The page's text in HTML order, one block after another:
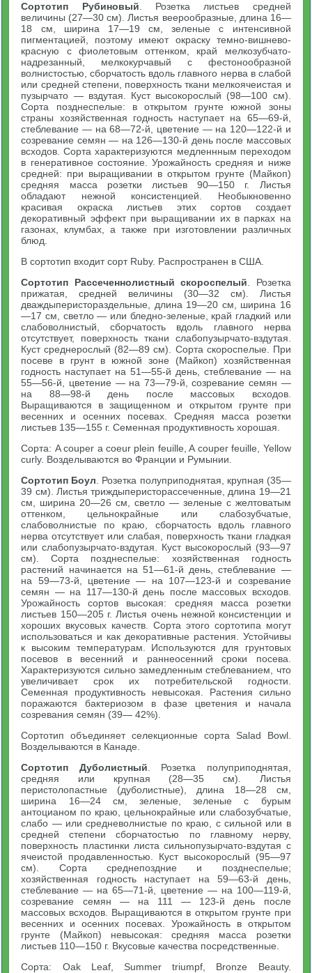
Сортотип Рубиновый . Розетка листьев средней
величины (27—30 см). Листья веерообразные, длина 16—
18 см, ширина 17—19 см, зеленые с интенсивной
пигментацией, поэтому имеют окраску темно-вишнево-
красную с фиолетовым оттенком, край мелкозубчато-
надрезанный, мелкокурчавый с фестонообразной
волнистостью, сборчатость вдоль главного нерва в слабой
или средней степени, поверхность ткани мелкоячеистая и
пузырчато — вздутая. Куст высокорослый (98—100 см).
Сорта позднеспелые: в открытом грунте южной зоны
страны хозяйственная годность наступает на 65—69-й,
стеблевание — на 68—72-й, цветение — на 120—122-й и
созревание семян — на 126—130-й день после массовых
всходов. Сорта характеризуются медленнным переходом
в генеративное состояние. Урожайность средняя и ниже
средней: при выращивании в открытом грунте (Майкоп)
средняя масса розетки листьев 90—150 г. Листья
обладают нежной консистенцией. Необыкновенно
красивая окраска листьев этих сортов создает
декоративный эффект при выращивании их в парках на
газонах, клумбах, а также при изготовлении различных
блюд.
В сортотип входит сорт Ruby. Распространен в США.
Сортотип Рассеченнолистный скороспелый . Розетка
прижатая, средней величины (30—32 см). Листья
дваждыперистораздельные, длина 19—20 см, ширина 16
—17 см, светло — или бледно-зеленые, край гладкий или
слабоволнистый, сборчатость вдоль главного нерва
отсутствует, поверхность ткани слабопузырчато-вздутая.
Куст среднерослый (82—89 см). Сорта скороспелые. При
посеве в грунт в южной зоне (Майкоп) хозяйственная
годность наступает на 51—55-й день, стеблевание — на
55—56-й, цветение — на 73—79-й, созревание семян —
на 88—98-й день после массовых всходов.
Выращиваются в защищенном и открытом грунте при
весенних и осенних посевах. Средняя масса розетки
листьев 135—155 г. Семенная продуктивность хорошая.
Сорта: A couper a coeur plein feuille, A couper feuille, Yellow
curly. Возделываются во Франции и Румынии.
Сортотип Боул . Розетка полуприподнятая, крупная (35—
39 см). Листья триждыперисторассеченные, длина 19—21
см, ширина 20—26 см, светло — зеленые с желтоватым
оттенком, цельнокрайные или слабозубчатые,
слабоволнистые по краю, сборчатость вдоль главного
нерва отсутствует или слабая, поверхность ткани гладкая
или слабопузырчато-вздутая. Куст высокорослый (93—97
см). Сорта позднеспелые: хозяйственная годность
растений начинается на 51—61-й день, стеблевание —
на 59—73-й, цветение — на 107—123-й и созревание
семян — на 117—130-й день после массовых всходов.
Урожайность сортов высокая: средняя масса розетки
листьев 150—205 г. Листья очень нежной консистенции и
хороших вкусовых качеств. Сорта этого сортотипа могут
использоваться и как декоративные растения. Устойчивы
к высоким температурам. Используются для грунтовых
посевов в весенний и раннеосенний сроки посева.
Характеризуются сильно замедленным стеблеванием, что
увеличивает срок их потребительской годности.
Семенная продуктивность невысокая. Растения сильно
поражаются бактериозом в фазе цветения и начала
созревания семян (39— 42%).
Сортотип объединяет селекционные сорта Salad Bowl.
Возделываются в Канаде.
Сортотип Дуболистный . Розетка полуприподнятая,
средняя или крупная (28—35 см). Листья
перистолопастные (дуболистные), длина 18—28 см,
ширина 16—24 см, зеленые, зеленые с бурым
антоцианом по краю, цельнокрайные или слабозубчатые,
слабо — или средневолнистые по краю, с сильной или в
средней степени сборчатостью по главному нерву,
поверхность пластинки листа сильнопузырчато-вздутая с
ячеистой продавленностью. Куст высокорослый (95—97
см). Сорта среднепоздние и позднеспелые;
хозяйственная годность наступает на 59—63-й день,
стеблевание — на 65—71-й, цветение — на 100—119-й,
созревание семян — на 111 — 123-й день после
массовых всходов. Выращиваются в открытом грунте при
весенних и осенних посевах. Урожайность в открытом
грунте (Майкоп) невысокая: средняя масса розетки
листьев 110—150 г. Вкусовые качества посредственные.
Сорта: Oak Leaf, Summer triumpf, Bronze Beauty.